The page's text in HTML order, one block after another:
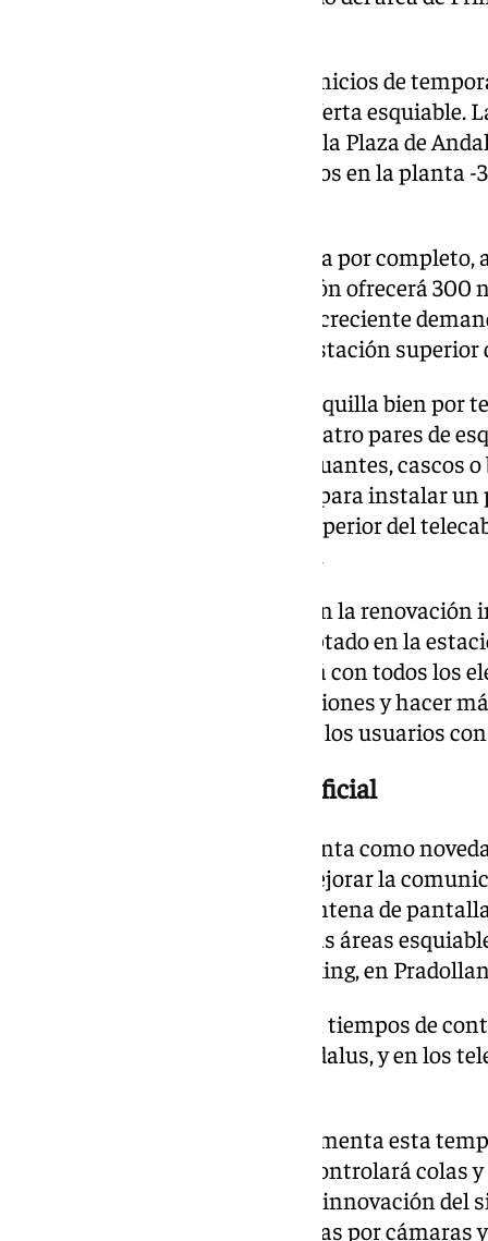
Ello permitirá facilitar –en los inicios de
Principiantes con una mayor oferta esquiable.
con novedades en el parking en la Plaza de
de carga para vehículos eléctricos en la planta -
Dicha planta ha sido reasfaltada por
planta -2. Igualmente, la estación ofrecerá
automatizadas para atender la creciente
taquillas van instaladas en la estación
El usuario podrá alquilar una taquilla bien por
día para poder guardar hasta cuatro pares de
elementos adicionales (botas, guantes, cascos
encuentra en ejecución la obra para instalar
comida rápida en la estación superior del
salida a las pista de Borreguiles.
También se trabaja estos días en la
sala de transición de esquí adaptado en la
Ándalus. La instalación contará con todos los
facilitar el trabajo de las fundaciones y hacer
equipos de esquí adaptado para los usuarios
Pantallas e Inteligencia Artificial
Por último, Sierra Nevada presenta como
pantallas informativas para mejorar la
la estación de esquí. Así a la veintena de
Pradollano como en las distintas áreas
pantallas en los accesos al parking, en
Destacan las seis pantallas con tiempos de
telecabinas Borreguiles y Al Ándalus, y en los
En esta línea, la estación implementa esta
inteligencia artificial (IA), que controlará colas
remontes y zonas de acceso. La innovación
para procesar imágenes captadas por